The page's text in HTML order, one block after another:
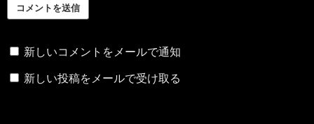
新しいコメントをメールで通知
新しい投稿をメールで受け取る